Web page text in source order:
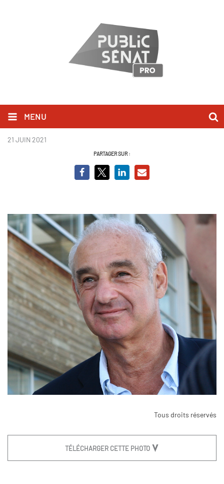
MENU
Henri Weber.png
21 JUIN 2021
PARTAGER SUR :
Tous droits réservés
TÉLÉCHARGER CETTE PHOTO